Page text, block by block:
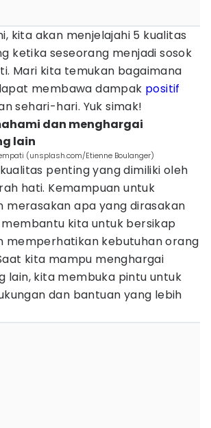
kita akan menjelajahi 5 kualitas
ketika seseorang menjadi sosok
Mari kita temukan bagaimana
membawa dampak positif
sehari-hari. Yuk simak!
dan menghargai
lain
(unsplash.com/Etienne Boulanger)
penting yang dimiliki oleh
hati. Kemampuan untuk
merasakan apa yang dirasakan
kita untuk bersikap
memperhatikan kebutuhan orang
kita mampu menghargai
lain, kita membuka pintu untuk
dan bantuan yang lebih